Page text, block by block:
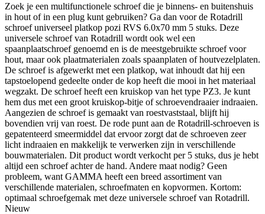
Zoek je een multifunctionele schroef die je binnens- en buitenshuis
in hout of in een plug kunt gebruiken? Ga dan voor de Rotadrill
schroef universeel platkop pozi RVS 6.0x70 mm 5 stuks. Deze
universele schroef van Rotadrill wordt ook wel een
spaanplaatschroef genoemd en is de meestgebruikte schroef voor
hout, maar ook plaatmaterialen zoals spaanplaten of houtvezelplaten.
De schroef is afgewerkt met een platkop, wat inhoudt dat hij een
tapstoelopend gedeelte onder de kop heeft die mooi in het materiaal
wegzakt. De schroef heeft een kruiskop van het type PZ3. Je kunt
hem dus met een groot kruiskop-bitje of schroevendraaier indraaien.
Aangezien de schroef is gemaakt van roestvaststaal, blijft hij
bovendien vrij van roest. De rode punt aan de Rotadrill-schroeven is
gepatenteerd smeermiddel dat ervoor zorgt dat de schroeven zeer
licht indraaien en makkelijk te verwerken zijn in verschillende
bouwmaterialen. Dit product wordt verkocht per 5 stuks, dus je hebt
altijd een schroef achter de hand. Andere maat nodig? Geen
probleem, want GAMMA heeft een breed assortiment van
verschillende materialen, schroefmaten en kopvormen. Kortom:
optimaal schroefgemak met deze universele schroef van Rotadrill.
Nieuw